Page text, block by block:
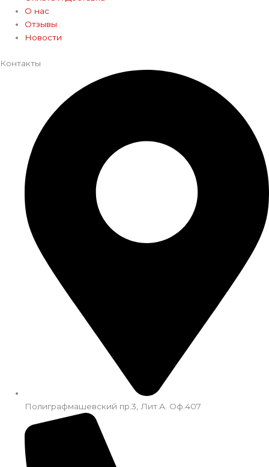
О нас
Отзывы
Новости
Контакты
Полиграфмашевский пр.3, Лит.А. Оф.407